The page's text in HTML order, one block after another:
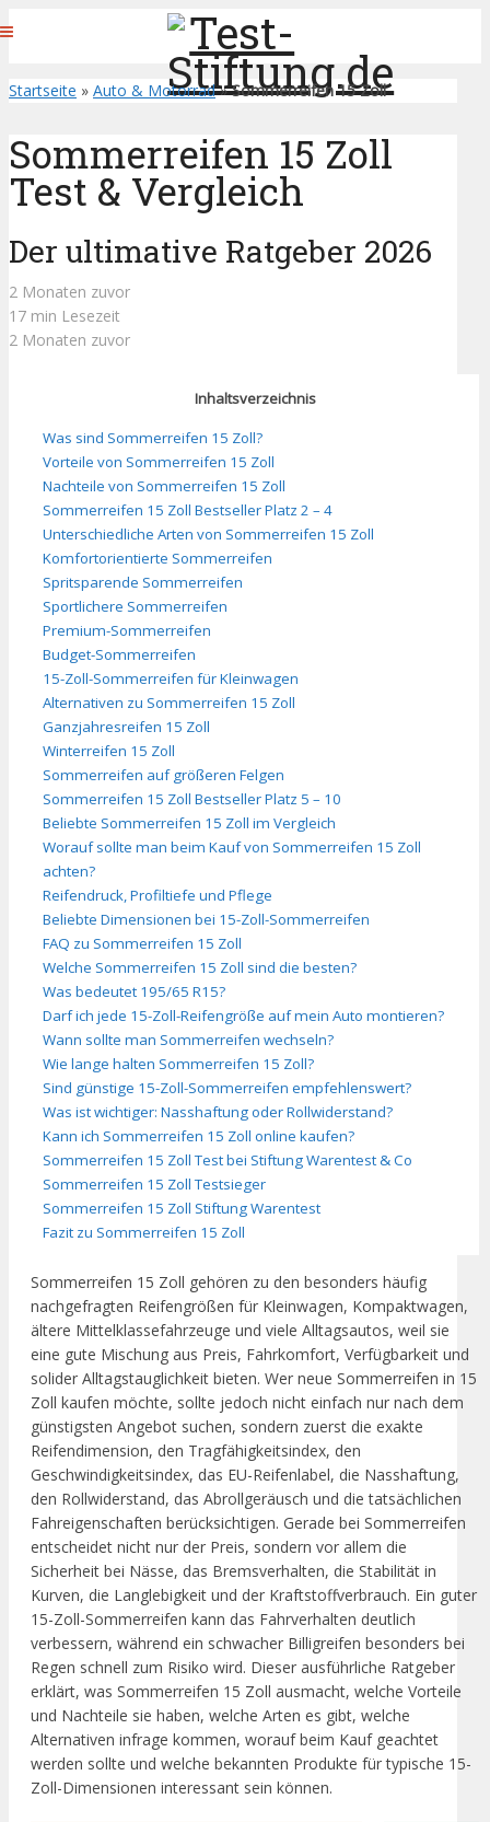
Startseite » Auto & Motorrad»Sommerreifen 15 Zoll
Sommerreifen 15 Zoll
Test & Vergleich
Der ultimative Ratgeber 2026
2 Monaten zuvor
17 min Lesezeit
2 Monaten zuvor
Inhaltsverzeichnis
Was sind Sommerreifen 15 Zoll?
Vorteile von Sommerreifen 15 Zoll
Nachteile von Sommerreifen 15 Zoll
Sommerreifen 15 Zoll Bestseller Platz 2 – 4
Unterschiedliche Arten von Sommerreifen 15 Zoll
Komfortorientierte Sommerreifen
Spritsparende Sommerreifen
Sportlichere Sommerreifen
Premium-Sommerreifen
Budget-Sommerreifen
15-Zoll-Sommerreifen für Kleinwagen
Alternativen zu Sommerreifen 15 Zoll
Ganzjahresreifen 15 Zoll
Winterreifen 15 Zoll
Sommerreifen auf größeren Felgen
Sommerreifen 15 Zoll Bestseller Platz 5 – 10
Beliebte Sommerreifen 15 Zoll im Vergleich
Worauf sollte man beim Kauf von Sommerreifen 15 Zoll
achten?
Reifendruck, Profiltiefe und Pflege
Beliebte Dimensionen bei 15-Zoll-Sommerreifen
FAQ zu Sommerreifen 15 Zoll
Welche Sommerreifen 15 Zoll sind die besten?
Was bedeutet 195/65 R15?
Darf ich jede 15-Zoll-Reifengröße auf mein Auto montieren?
Wann sollte man Sommerreifen wechseln?
Wie lange halten Sommerreifen 15 Zoll?
Sind günstige 15-Zoll-Sommerreifen empfehlenswert?
Was ist wichtiger: Nasshaftung oder Rollwiderstand?
Kann ich Sommerreifen 15 Zoll online kaufen?
Sommerreifen 15 Zoll Test bei Stiftung Warentest & Co
Sommerreifen 15 Zoll Testsieger
Sommerreifen 15 Zoll Stiftung Warentest
Fazit zu Sommerreifen 15 Zoll
Sommerreifen 15 Zoll gehören zu den besonders häufig
nachgefragten Reifengrößen für Kleinwagen, Kompaktwagen,
ältere Mittelklassefahrzeuge und viele Alltagsautos, weil sie
eine gute Mischung aus Preis, Fahrkomfort, Verfügbarkeit und
solider Alltagstauglichkeit bieten. Wer neue Sommerreifen in 15
Zoll kaufen möchte, sollte jedoch nicht einfach nur nach dem
günstigsten Angebot suchen, sondern zuerst die exakte
Reifendimension, den Tragfähigkeitsindex, den
Geschwindigkeitsindex, das EU-Reifenlabel, die Nasshaftung,
den Rollwiderstand, das Abrollgeräusch und die tatsächlichen
Fahreigenschaften berücksichtigen. Gerade bei Sommerreifen
entscheidet nicht nur der Preis, sondern vor allem die
Sicherheit bei Nässe, das Bremsverhalten, die Stabilität in
Kurven, die Langlebigkeit und der Kraftstoffverbrauch. Ein guter
15-Zoll-Sommerreifen kann das Fahrverhalten deutlich
verbessern, während ein schwacher Billigreifen besonders bei
Regen schnell zum Risiko wird. Dieser ausführliche Ratgeber
erklärt, was Sommerreifen 15 Zoll ausmacht, welche Vorteile
und Nachteile sie haben, welche Arten es gibt, welche
Alternativen infrage kommen, worauf beim Kauf geachtet
werden sollte und welche bekannten Produkte für typische 15-
Zoll-Dimensionen interessant sein können.